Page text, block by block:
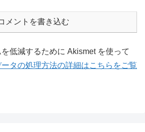
メントを書き込む
低減するために Akismet を使って
タの処理方法の詳細はこちらをご覧